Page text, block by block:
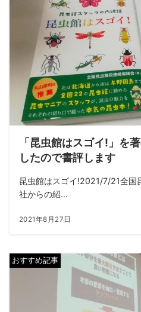
「昆虫館はスゴイ!」を
したので書評します
昆虫館はスゴイ!2021/7/21全国
社からの紹...
2021年8月27日
おすすめ記事